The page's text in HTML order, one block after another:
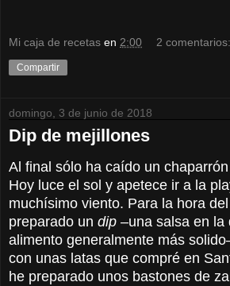
Mi caja de recetas en 2:00 2 comentarios:
Compartir
domingo, 3 de junio de 2018
Dip de mejillones
Al final sólo ha caído un
Hoy luce el sol y apetece ir a la
muchísimo viento. Para la hora
preparado un dip –una salsa en la
alimento generalmente más
con unas latas que compré en
he preparado unos bastones de